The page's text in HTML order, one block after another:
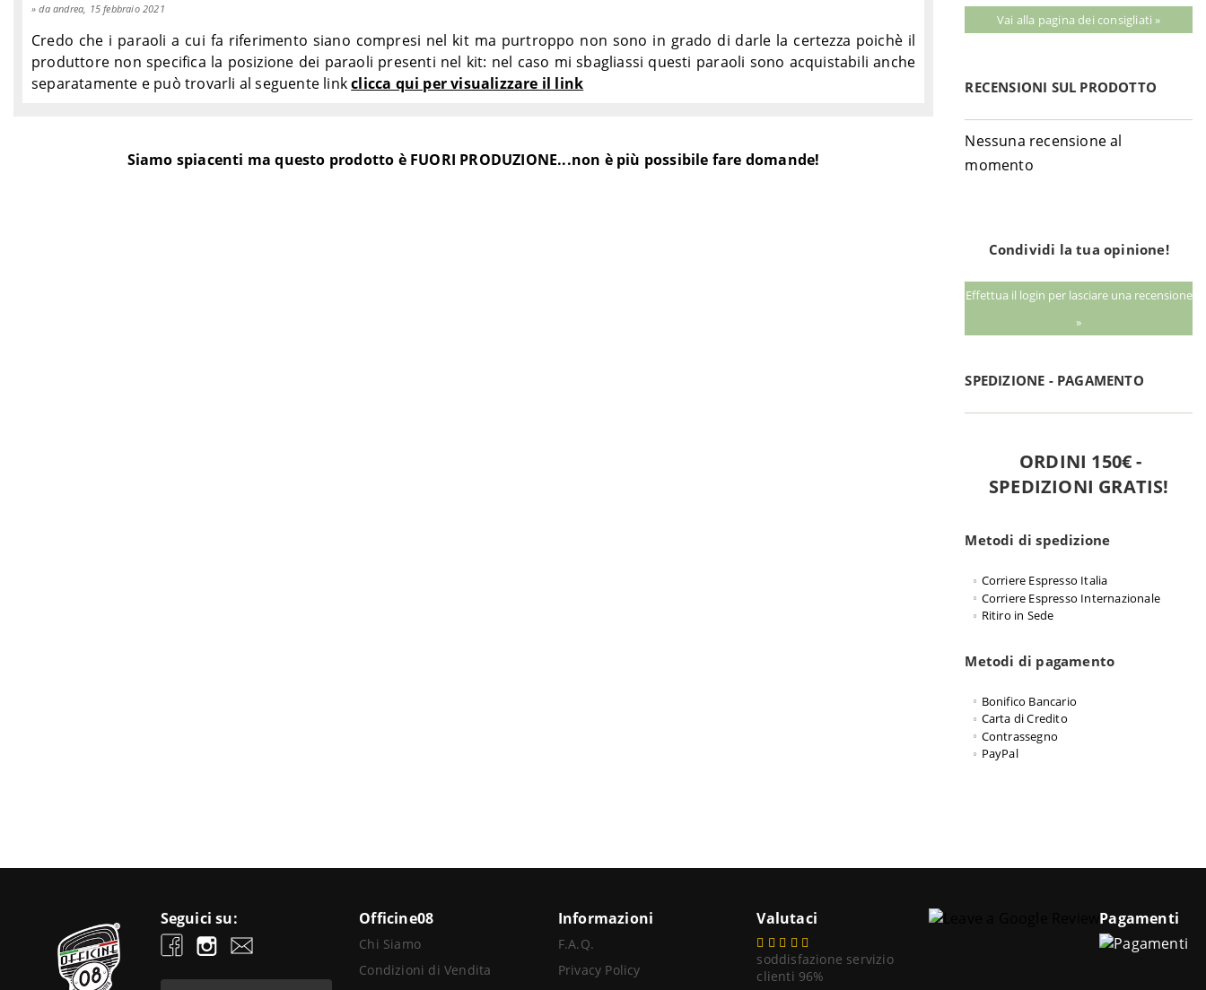
da andrea, 15 febbraio 2021
Credo che i paraoli a cui fa riferimento siano compresi nel kit ma purtroppo non sono in grado di darle la certezza poichè il
produttore non specifica la posizione dei paraoli presenti nel kit: nel caso mi sbagliassi questi paraoli sono acquistabili anche
separatamente e può trovarli al seguente linkclicca qui per visualizzare il link
Siamo spiacenti ma questo prodotto è FUORI PRODUZIONE...non è più possibile fare domande!
Vai alla pagina dei consigliati »
RECENSIONI SUL PRODOTTO
Nessuna recensione al
momento
Condividi la tua opinione!
Effettua il login per lasciare una recensione
»
SPEDIZIONE - PAGAMENTO
ORDINI 150€ -
SPEDIZIONI GRATIS!
Metodi di spedizione
Corriere Espresso Italia
Corriere Espresso Internazionale
Ritiro in Sede
Metodi di pagamento
Bonifico Bancario
Carta di Credito
Contrassegno
PayPal
Seguici su: Officine08
Chi Siamo
Condizioni di Vendita
Informazioni
F.A.Q.
Privacy Policy
Valutaci
soddisfazione servizio
clienti 96%
Pagamenti